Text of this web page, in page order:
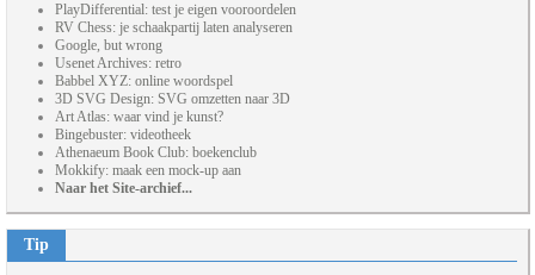
PlayDifferential: test je eigen vooroordelen
RV Chess: je schaakpartij laten analyseren
Google, but wrong
Usenet Archives: retro
Babbel XYZ: online woordspel
3D SVG Design: SVG omzetten naar 3D
Art Atlas: waar vind je kunst?
Bingebuster: videotheek
Athenaeum Book Club: boekenclub
Mokkify: maak een mock-up aan
Naar het Site-archief...
Tip